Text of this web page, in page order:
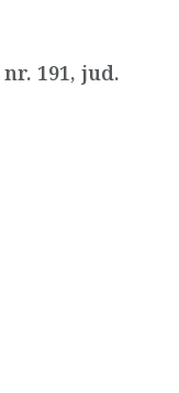
191, jud.